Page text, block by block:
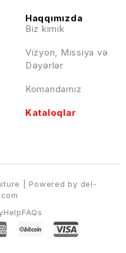
Haqqımızda
Biz kimik
Vizyon, Missiya və
Dəyərlər
Komandamız
Kataloqlar
HelpFAQs
| Powered by del-